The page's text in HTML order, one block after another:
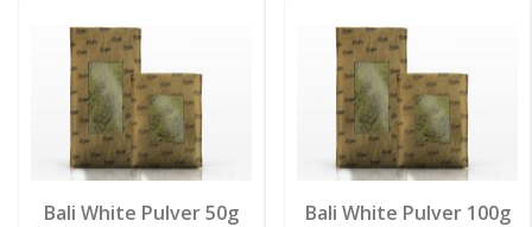
Bali White Pulver 50g Bali White Pulver 100g